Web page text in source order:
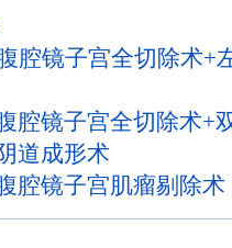
腔镜子宫全切除术+
腔镜子宫全切除术+
道成形术
腔镜子宫肌瘤剔除术